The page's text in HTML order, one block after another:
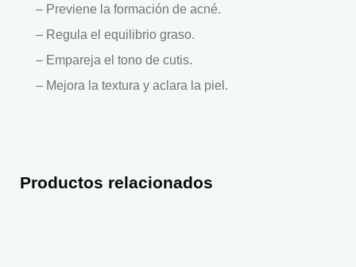
– Previene la formación de acné.
– Regula el equilibrio graso.
– Empareja el tono de cutis.
– Mejora la textura y aclara la piel.
Productos relacionados